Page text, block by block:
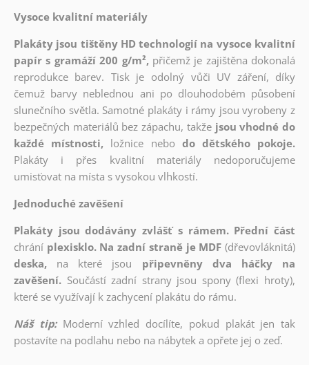
Vysoce kvalitní materiály
Plakáty jsou tištěny HD technologií na vysoce kvalitní
papír s gramáží 200 g/m², přičemž je zajištěna dokonalá
reprodukce barev. Tisk je odolný vůči UV záření, díky
čemuž barvy neblednou ani po dlouhodobém působení
slunečního světla. Samotné plakáty i rámy jsou vyrobeny z
bezpečných materiálů bez zápachu, takže jsou vhodné do
každé místnosti, ložnice nebo do dětského pokoje.
Plakáty i přes kvalitní materiály nedoporučujeme
umisťovat na místa s vysokou vlhkostí.
Jednoduché zavěšení
Plakáty jsou dodávány zvlášť s rámem. Přední část
chrání plexisklo. Na zadní straně je MDF (dřevovláknitá)
deska,
na které jsou
připevněny dva háčky na
zavěšení. Součástí zadní strany jsou spony (flexi hroty),
které se využívají k zachycení plakátu do rámu.
Náš tip: Moderní vzhled docílíte, pokud plakát jen tak
postavíte na podlahu nebo na nábytek a opřete jej o zeď.